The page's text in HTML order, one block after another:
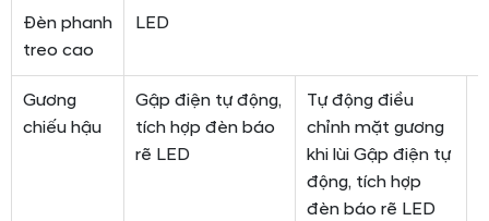
Đèn phanh
treo cao
LED
Gương
chiếu hậu
Gập điện tự động,
tích hợp đèn báo
rẽ LED
Tự động điều
chỉnh mặt gương
khi lùi Gập điện tự
động, tích hợp
đèn báo rẽ LED